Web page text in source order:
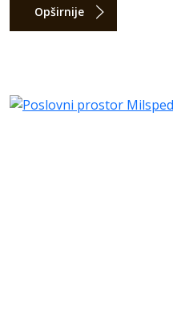
Opširnije